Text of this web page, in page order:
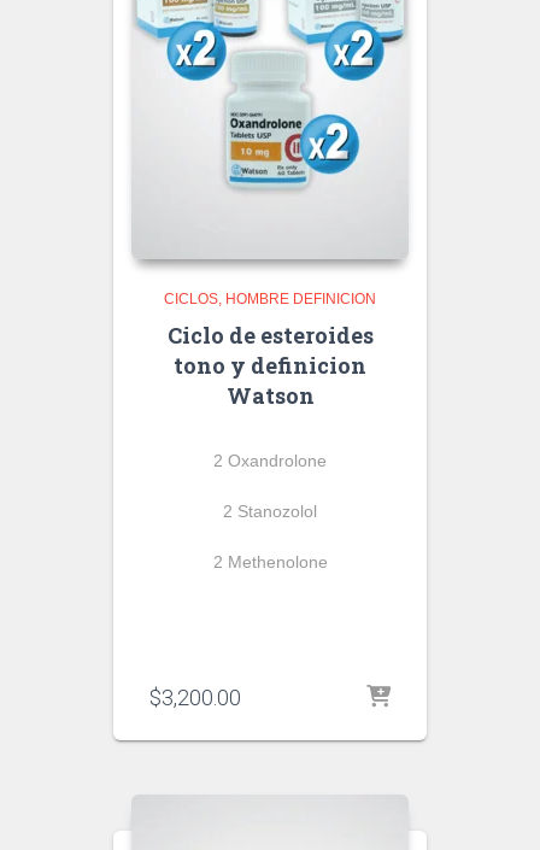
CICLOS HOMBRE DEFINICION
Ciclo de esteroides
tono y definicion
Watson
2 Oxandrolone
2 Stanozolol
2 Methenolone
$3,200.00